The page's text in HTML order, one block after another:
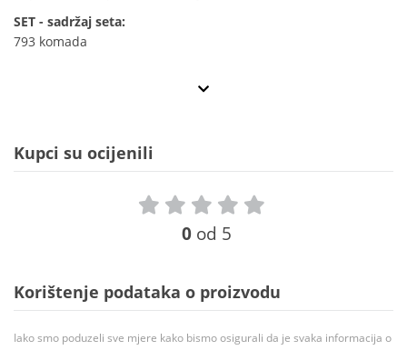
SET - sadržaj seta:
793 komada
Kupci su ocijenili
0 od 5
Korištenje podataka o proizvodu
Iako smo poduzeli sve mjere kako bismo osigurali da je svaka informacija o